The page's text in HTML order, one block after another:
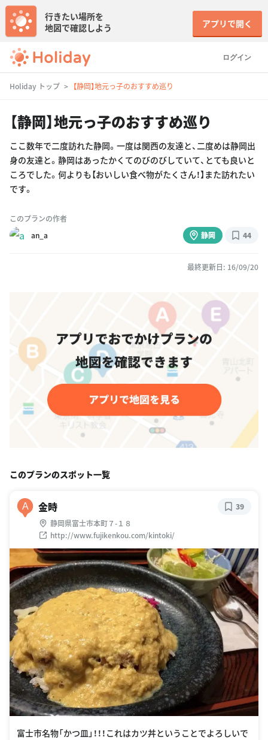
ログイン
行きたい場所を
地図で確認しよう
アプリで開く
Holiday トップ 【静岡】地元っ子のおすすめ巡り
【静岡】地元っ子のおすすめ巡り
ここ数年で二度訪れた静岡。一度は関西の友達と、二度めは静岡出
身の友達と。静岡はあったかくてのびのびしていて、とても良いと
ころでした。何よりも【おいしい食べ物がたくさん！】また訪れたい
です。
このプランの作者
an_a
静岡 44
最終更新日: 16/09/20
このプランのスポット一覧
A 金時
静岡県富士市本町７-１８
http://www.fujikenkou.com/kintoki/
39
富士市名物「かつ皿」！！！これはカツ丼ということでよろしいで